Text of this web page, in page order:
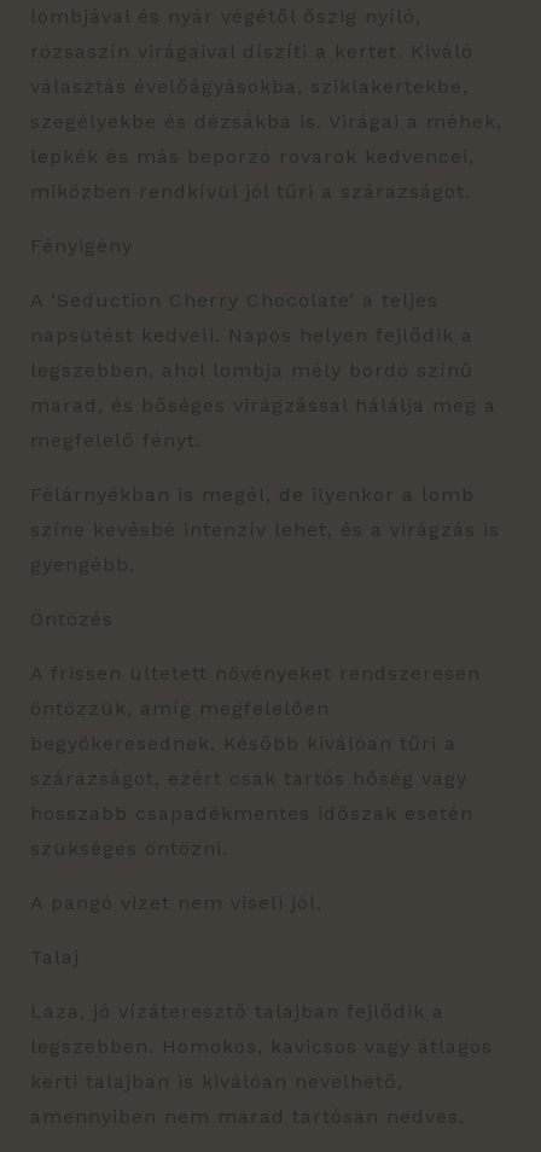
lombjával és nyár végétől őszig nyíló,
rózsaszín virágaival díszíti a kertet. Kiváló
választás évelőágyásokba, sziklakertekbe,
szegélyekbe és dézsákba is. Virágai a méhek,
lepkék és más beporzó rovarok kedvencei,
miközben rendkívül jól tűri a szárazságot.
Fényigény
A ‘Seduction Cherry Chocolate’ a teljes
napsütést kedveli. Napos helyen fejlődik a
legszebben, ahol lombja mély bordó színű
marad, és bőséges virágzással hálálja meg a
megfelelő fényt.
Félárnyékban is megél, de ilyenkor a lomb
színe kevésbé intenzív lehet, és a virágzás is
gyengébb.
Öntözés
A frissen ültetett növényeket rendszeresen
öntözzük, amíg megfelelően
begyökeresednek. Később kiválóan tűri a
szárazságot, ezért csak tartós hőség vagy
hosszabb csapadékmentes időszak esetén
szükséges öntözni.
A pangó vizet nem viseli jól.
Talaj
Laza, jó vízáteresztő talajban fejlődik a
legszebben. Homokos, kavicsos vagy átlagos
kerti talajban is kiválóan nevelhető,
amennyiben nem marad tartósan nedves.